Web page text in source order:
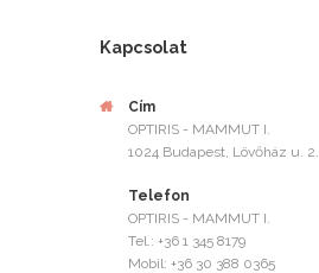
Kapcsolat
Cím
OPTIRIS - MAMMUT I.
1024 Budapest, Lövőház u. 2.
Telefon
OPTIRIS - MAMMUT I.
Tel.: +36 1 345 8179
Mobil: +36 30 388 0365